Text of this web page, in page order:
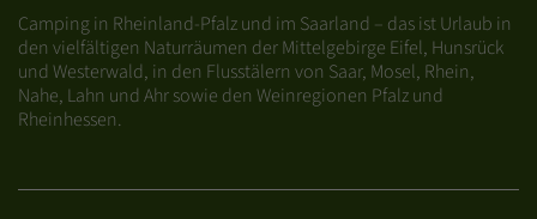
Camping in Rheinland-Pfalz und im Saarland – das ist Urlaub in
den vielfältigen Naturräumen der Mittelgebirge Eifel, Hunsrück
und Westerwald, in den Flusstälern von Saar, Mosel, Rhein,
Nahe, Lahn und Ahr sowie den Weinregionen Pfalz und
Rheinhessen.